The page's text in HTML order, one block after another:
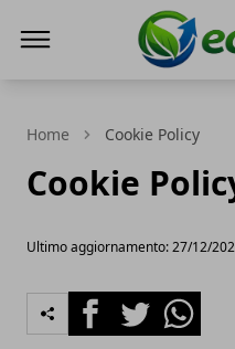
Home Cookie Policy
Cookie
Ultimo aggiornamento: 27/12/
FacebookTwitterWhatsapp